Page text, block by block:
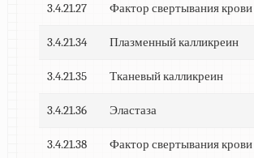
3.4.21.27 Фактор свертывания
3.4.21.34 Плазменный калликреин
3.4.21.35 Тканевый калликреин
3.4.21.36 Эластаза
3.4.21.38 Фактор свертывания